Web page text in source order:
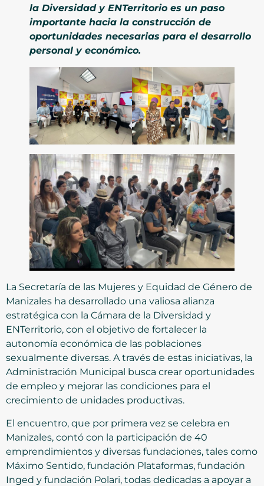
la Diversidad y ENTerritorio es un paso
importante hacia la construcción de
oportunidades necesarias para el desarrollo
personal y económico.
La Secretaría de las Mujeres y Equidad de Género de
Manizales ha desarrollado una valiosa alianza
estratégica con la Cámara de la Diversidad y
ENTerritorio, con el objetivo de fortalecer la
autonomía económica de las poblaciones
sexualmente diversas. A través de estas iniciativas, la
Administración Municipal busca crear oportunidades
de empleo y mejorar las condiciones para el
crecimiento de unidades productivas.
El encuentro, que por primera vez se celebra en
Manizales, contó con la participación de 40
emprendimientos y diversas fundaciones, tales como
Máximo Sentido, fundación Plataformas, fundación
Inged y fundación Polari, todas dedicadas a apoyar a